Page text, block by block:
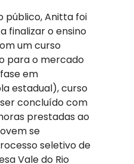
público, Anitta foi
finalizar o ensino
um curso
para o mercado
em
estadual), curso
concluído com
prestadas ao
se
seletivo de
Vale do Rio